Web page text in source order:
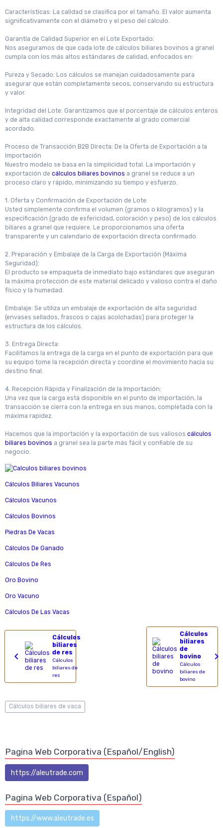
Características: La calidad se clasifica por el tamaño. El valor aumenta
significativamente con el diámetro y el peso del cálculo.
Garantía de Calidad Superior en el Lote Exportado:
Nos aseguramos de que cada lote de cálculos biliares bovinos a granel
cumpla con los más altos estándares de calidad, enfocados en:
Pureza y Secado: Los cálculos se manejan cuidadosamente para
asegurar que están completamente secos, conservando su estructura
y valor.
Integridad del Lote: Garantizamos que el porcentaje de cálculos enteros
y de alta calidad corresponde exactamente al grado comercial
acordado.
Proceso de Transacción B2B Directa: De la Oferta de Exportación a la
Importación
Nuestro modelo se basa en la simplicidad total. La importación y
exportación de cálculos biliares bovinos a granel se reduce a un
proceso claro y rápido, minimizando su tiempo y esfuerzo.
1. Oferta y Confirmación de Exportación de Lote:
Usted simplemente confirma el volumen (gramos o kilogramos) y la
especificación (grado de esfericidad, coloración y peso) de los cálculos
biliares a granel que requiere. Le proporcionamos una oferta
transparente y un calendario de exportación directa confirmado.
2. Preparación y Embalaje de la Carga de Exportación (Máxima
Seguridad):
El producto se empaqueta de inmediato bajo estándares que aseguran
la máxima protección de este material delicado y valioso contra el daño
físico y la humedad.
Embalaje: Se utiliza un embalaje de exportación de alta seguridad
(envases sellados, frascos o cajas acolchadas) para proteger la
estructura de los cálculos.
3. Entrega Directa:
Facilitamos la entrega de la carga en el punto de exportación para que
su equipo tome la recepción directa y coordine el movimiento hacia su
destino final.
4. Recepción Rápida y Finalización de la Importación:
Una vez que la carga está disponible en el punto de importación, la
transacción se cierra con la entrega en sus manos, completada con la
máxima rapidez.
Hacemos que la importación y la exportación de sus valiosos cálculos
biliares bovinos a granel sea la parte más fácil y confiable de su
negocio.
Cálculos Biliares Vacunos
Cálculos Vacunos
Cálculos Bovinos
Piedras De Vacas
Cálculos De Ganado
Cálculos De Res
Oro Bovino
Oro Vacuno
Cálculos De Las Vacas
Cálculos
biliares
de res
Cálculos
biliares de
res
Cálculos
biliares
de
bovino
Cálculos
biliares de
bovino
Cálculos biliares de vaca
Pagina Web Corporativa (Español/English)
https://aleutrade.com
Pagina Web Corporativa (Español)
https://www.aleutrade.es